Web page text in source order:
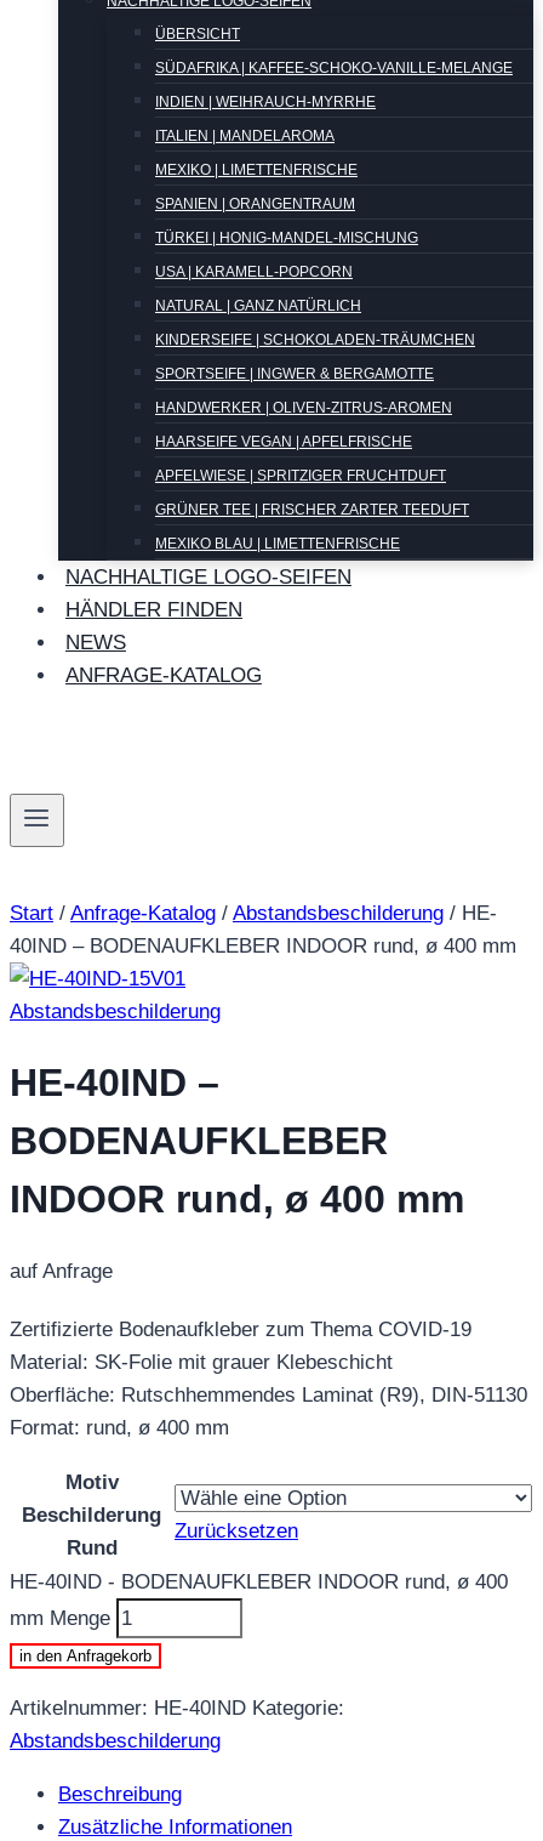
ÜBERSICHT
SÜDAFRIKA | KAFFEE-SCHOKO-VANILLE-MELANGE
INDIEN | WEIHRAUCH-MYRRHE
ITALIEN | MANDELAROMA
MEXIKO | LIMETTENFRISCHE
SPANIEN | ORANGENTRAUM
TÜRKEI | HONIG-MANDEL-MISCHUNG
USA | KARAMELL-POPCORN
NATURAL | GANZ NATÜRLICH
KINDERSEIFE | SCHOKOLADEN-TRÄUMCHEN
SPORTSEIFE | INGWER & BERGAMOTTE
HANDWERKER | OLIVEN-ZITRUS-AROMEN
HAARSEIFE VEGAN | APFELFRISCHE
APFELWIESE | SPRITZIGER FRUCHTDUFT
GRÜNER TEE | FRISCHER ZARTER TEEDUFT
MEXIKO BLAU | LIMETTENFRISCHE
NACHHALTIGE LOGO-SEIFEN
HÄNDLER FINDEN
NEWS
ANFRAGE-KATALOG
Start / Anfrage-Katalog / Abstandsbeschilderung / HE-
40IND – BODENAUFKLEBER INDOOR rund, ø 400 mm
Abstandsbeschilderung
HE-40IND –
BODENAUFKLEBER
INDOOR rund, ø 400 mm
auf Anfrage
Zertifizierte Bodenaufkleber zum Thema COVID-19
Material: SK-Folie mit grauer Klebeschicht
Oberfläche: Rutschhemmendes Laminat (R9), DIN-51130
Format: rund, ø 400 mm
Motiv
Beschilderung
Rund
Zurücksetzen
HE-40IND - BODENAUFKLEBER INDOOR rund, ø 400
mm Menge
in den Anfragekorb
Artikelnummer: HE-40IND Kategorie:
Abstandsbeschilderung
Beschreibung
Zusätzliche Informationen